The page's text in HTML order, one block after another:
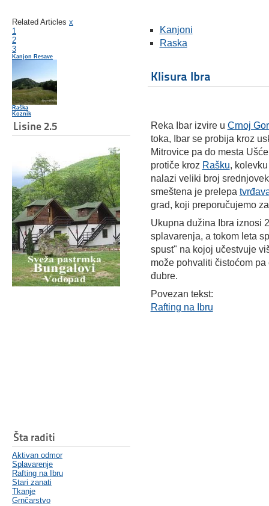
Related Articles x
1
2
3
Kanjon Resave
Raška
Koznik
Lisine 2.5
Šta raditi
Aktivan odmor
Splavarenje
Rafting na Ibru
Stari zanati
Tkanje
Grnčarstvo
Kanjoni
Raska
Klisura Ibra
Reka Ibar izvire u Crnoj
toka, Ibar se probija kroz
Mitrovice pa do mesta
protiče kroz Rašku,
nalazi veliki broj
smeštena je prelepa
grad, koji preporučujemo
Ukupna dužina Ibra iznosi
splavarenja, a tokom leta
spust" na kojoj učestvuje
može pohvaliti čistoćom
đubre.
Povezan tekst:
Rafting na Ibru